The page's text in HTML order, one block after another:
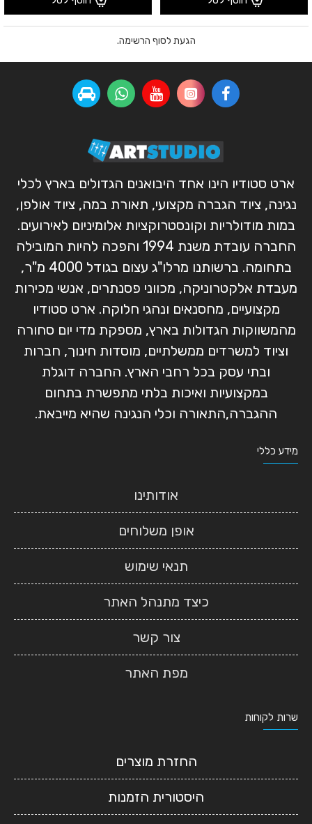
הגעת לסוף הרשימה.
ארט סטודיו הינו אחד היבואנים הגדולים בארץ לכלי
נגינה, ציוד הגברה מקצועי, תאורת במה, ציוד אולפן,
במות מודולריות וקונסטרוקציות אלומיניום לאירועים.
החברה עובדת משנת 1994 והפכה להיות המובילה
בתחומה. ברשותנו מרלו"ג עצום בגודל 4000 מ"ר,
מעבדת אלקטרוניקה, מכווני פסנתרים, אנשי מכירות
מקצועיים, מחסנאים ונהגי חלוקה. ארט סטודיו
מהמשווקות הגדולות בארץ, מספקת מדי יום סחורה
וציוד למשרדים ממשלתיים, מוסדות חינוך, חברות
ובתי עסק בכל רחבי הארץ. החברה דוגלת
במקצועיות ואיכות בלתי מתפשרת בתחום
ההגברה,התאורה וכלי הנגינה שהיא מייבאת.
מידע כללי
אודותינו
אופן משלוחים
תנאי שימוש
כיצד מתנהל האתר
צור קשר
מפת האתר
שרות לקוחות
החזרת מוצרים
היסטורית הזמנות